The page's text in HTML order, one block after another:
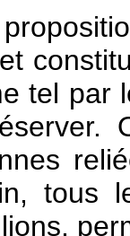
tel par
tous